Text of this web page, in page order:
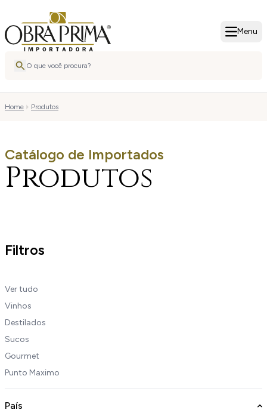
Menu
Home Produtos
Catálogo de Importados
Produtos
Filtros
Ver tudo
Vinhos
Destilados
Sucos
Gourmet
Punto Maximo
País